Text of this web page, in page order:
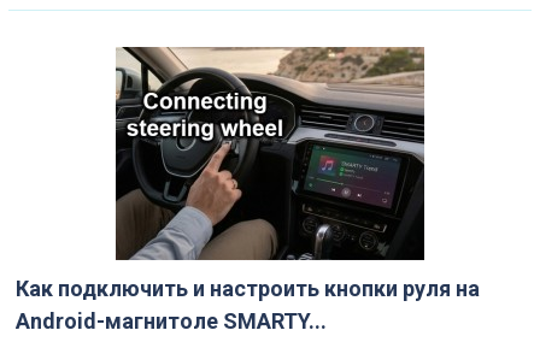
Как подключить и настроить кнопки руля на
Android-магнитоле SMARTY...